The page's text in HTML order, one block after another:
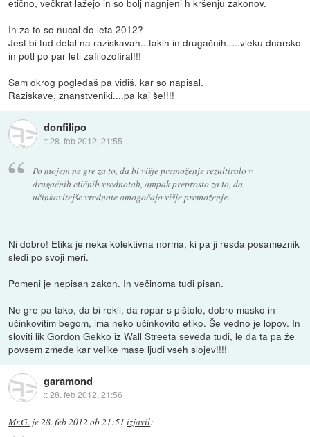
etično, večkrat lažejo in so bolj nagnjeni h kršenju zakonov.
In za to so nucal do leta 2012?
Jest bi tud delal na raziskavah...takih in drugačnih.....vleku dnarsko
in potl po par leti zafilozofiral!!!
Sam okrog pogledaš pa vidiš, kar so napisal.
Raziskave, znanstveniki....pa kaj še!!!!
donfilipo
::28. feb 2012, 21:55
Po mojem ne gre za to, da bi višje premoženje rezultiralo v
drugačnih etičnih vrednotah, ampak preprosto za to, da
učinkovitejše vrednote omogočajo višje premoženje.
Ni dobro! Etika je neka kolektivna norma, ki pa ji resda posameznik
sledi po svoji meri.
Pomeni je nepisan zakon. In večinoma tudi pisan.
Ne gre pa tako, da bi rekli, da ropar s pištolo, dobro masko in
učinkovitim begom, ima neko učinkovito etiko. Še vedno je lopov. In
sloviti lik Gordon Gekko iz Wall Streeta seveda tudi, le da ta pa že
povsem zmede kar velike mase ljudi vseh slojev!!!!
garamond
::28. feb 2012, 21:56
Mr.G. je28. feb 2012 ob 21:51 izjavil: